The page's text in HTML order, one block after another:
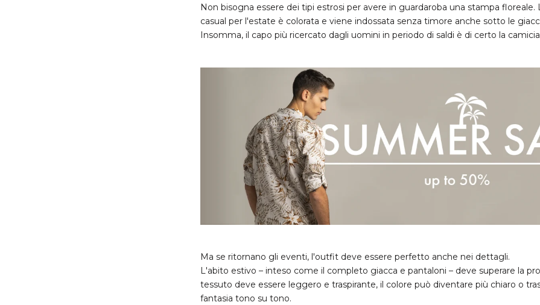
Non bisogna essere dei tipi estrosi per avere in guardaroba una stampa floreale.
casual per l'estate è colorata e viene indossata senza timore anche sotto le
Insomma, il capo più ricercato dagli uomini in periodo di saldi è di certo la
Ma se ritornano gli eventi, l'outfit deve essere perfetto anche nei dettagli.
L'abito estivo – inteso come il completo giacca e pantaloni – deve superare la
tessuto deve essere leggero e traspirante, il colore può diventare più chiaro o
fantasia tono su tono.